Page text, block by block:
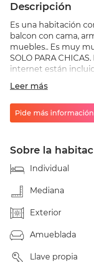
Descripción
Es una habitación
balcon con cama,
muebles.. Es muy
SOLO PARA
internet están
habitacion sin
de electricidad). Es
está a cinco
de la parada del
parada del bus (98; y
salita muy luminosa
están a disposición
Leer más
Pide más información
Sobre la
Individual
Mediana
Exterior
Amueblada
Llave propia